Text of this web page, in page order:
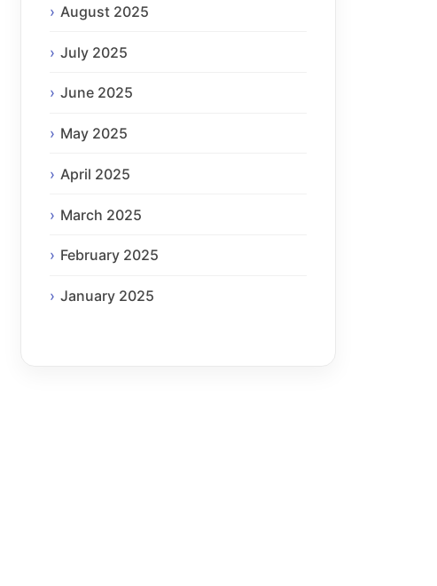
August 2025
July 2025
June 2025
May 2025
April 2025
March 2025
February 2025
January 2025